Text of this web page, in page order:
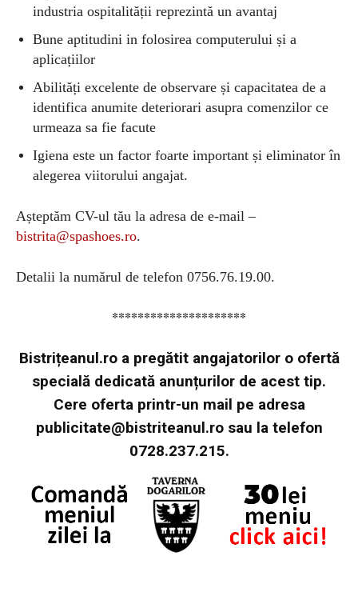
industria ospitalității reprezintă un avantaj
Bune aptitudini in folosirea computerului și a
aplicațiilor
Abilități excelente de observare și capacitatea de a
identifica anumite deteriorari asupra comenzilor ce
urmeaza sa fie facute
Igiena este un factor foarte important și eliminator în
alegerea viitorului angajat.
Așteptăm CV-ul tău la adresa de e-mail –
bistrita@spashoes.ro.
Detalii la numărul de telefon 0756.76.19.00.
*********************
Bistrițeanul.ro a pregătit angajatorilor o ofertă
specială dedicată anunțurilor de acest tip.
Cere oferta printr-un mail pe adresa
publicitate@bistriteanul.rosau la telefon
0728.237.215.